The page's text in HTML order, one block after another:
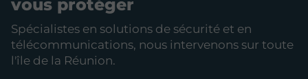
vous protéger
Spécialistes en solutions de sécurité et en
télécommunications, nous intervenons sur toute
l'île de la Réunion.